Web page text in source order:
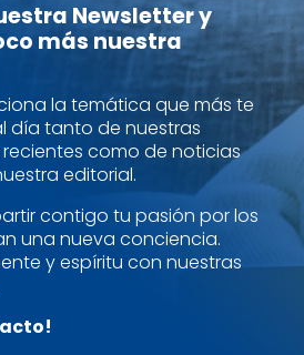
Newsletter y
más nuestra
la temática que más te
día tanto de nuestras
como de noticias
editorial.
contigo tu pasión por los
una nueva conciencia.
y espíritu con nuestras